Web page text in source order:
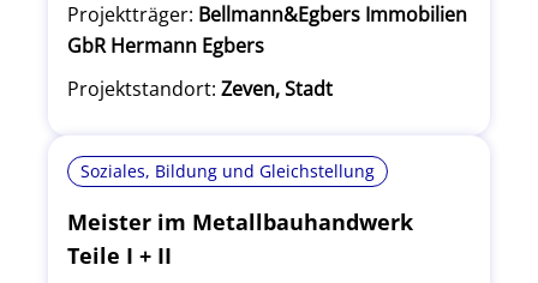
Projektträger: Bellmann&Egbers Immobilien
GbR Hermann Egbers
Projektstandort: Zeven, Stadt
Soziales, Bildung und Gleichstellung
Meister im Metallbauhandwerk
Teile I + II